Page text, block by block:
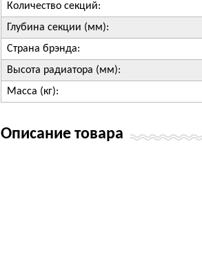
Количество секций:
Глубина секции (мм):
Страна брэнда:
Высота радиатора (мм):
Масса (кг):
Описание товара